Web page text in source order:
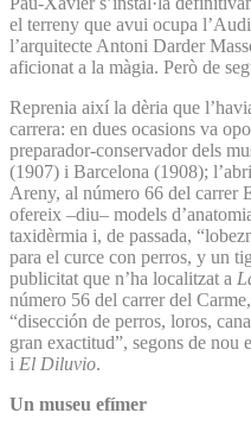
el terreny que avui ocupa
l’arquitecte Antoni Darder
aficionat a la màgia. Però de
Reprenia així la dèria que
carrera: en dues ocasions va
preparador-conservador dels
(1907) i Barcelona (1908);
Areny, al número 66 del carrer
ofereix –diu– models
taxidèrmia i, de passada,
para el curce con perros, y un
publicitat que n’ha localitzat a
número 56 del carrer del
“disección de perros, loros,
gran exactitud”, segons de nou
i El Diluvio.
Un museu efímer